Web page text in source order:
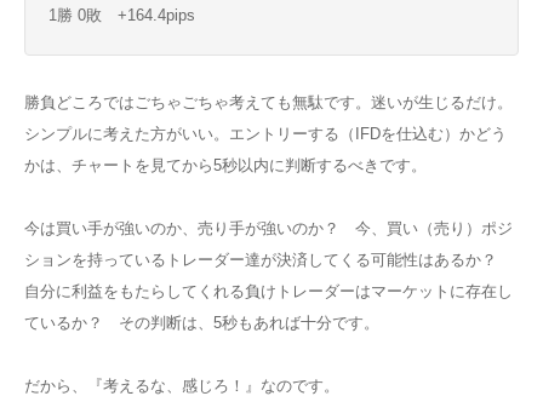
1勝 0敗 +164.4pips
勝負どころではごちゃごちゃ考えても無駄です。迷いが生じるだけ。
シンプルに考えた方がいい。エントリーする（IFDを仕込む）かどう
かは、チャートを見てから5秒以内に判断するべきです。
今は買い手が強いのか、売り手が強いのか？ 今、買い（売り）ポジ
ションを持っているトレーダー達が決済してくる可能性はあるか？
自分に利益をもたらしてくれる負けトレーダーはマーケットに存在し
ているか？ その判断は、5秒もあれば十分です。
だから、『考えるな、感じろ！』なのです。